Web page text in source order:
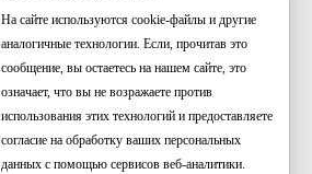
На сайте используются cookie-файлы и другие
аналогичные технологии. Если, прочитав это
сообщение, вы остаетесь на нашем сайте, это
означает, что вы не возражаете против
использования этих технологий и предоставляете
согласие на обработку ваших персональных
данных с помощью сервисов веб-аналитики.